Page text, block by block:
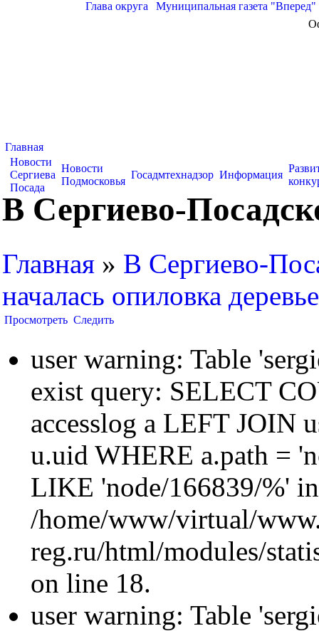
Глава округа Муниципальная газета "Вперед"
Главная
Новости
Сергиева
Посада
Новости
Подмосковья
Госадмтехнадзор Информация
В Сергиево-
Главная » В Сергиево-
началась опиловка
Просмотреть Следить
user warning: Table
exist query: SELECT
accesslog a LEFT JOIN
u.uid WHERE a.path =
LIKE 'node/166839/%' in
/home/www/virtual/
reg.ru/html/modules/
on line 18.
user warning: Table